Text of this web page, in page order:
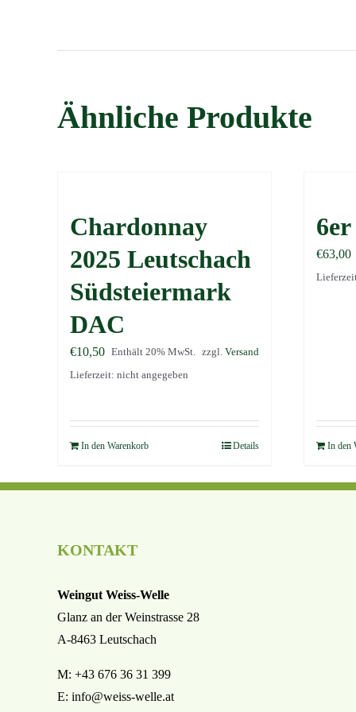
Ähnliche Produkte
Chardonnay
2025 Leutschach
Südsteiermark
DAC
€10,50 Enthält 20% MwSt. zzgl. Versand
Lieferzeit: nicht angegeben
In den Warenkorb Details
€63,00
In den
KONTAKT
Weingut Weiss-Welle
Glanz an der Weinstrasse 28
A-8463 Leutschach
M: +43 676 36 31 399
E: info@weiss-welle.at